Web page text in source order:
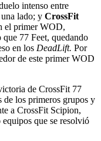
intenso entre
lado; y CrossFit
el primer WOD,
77 Feet, quedando
en los DeadLift. Por
de este primer WOD
de CrossFit 77
de los primeros grupos y
a CrossFit Scipion,
equipos que se resolvió